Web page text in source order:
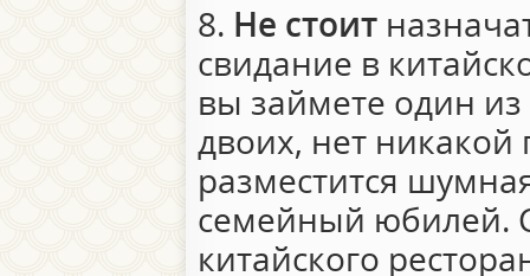
8. Не стоит
свидание в
вы займете один
двоих, нет никакой
разместится
семейный юбилей.
китайского